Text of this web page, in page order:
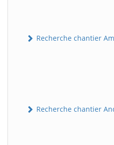
Recherche chantier
Recherche chantier